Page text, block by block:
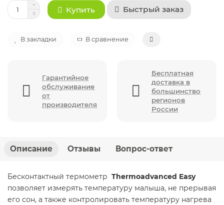
Купить Быстрый заказ
В закладки В сравнение
Гарантийное
обслуживание
от
производителя
Бесплатная
доставка в
большинство
регионов
России
Описание Отзывы Вопрос-ответ
Бесконтактный термометр Thermoadvanced Easy
позволяет измерять температуру малыша, не прерывая
его сон, а также контролировать температуру нагрева